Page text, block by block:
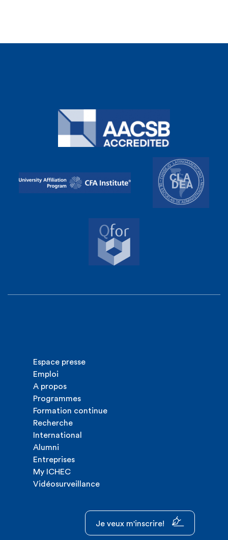
Espace presse
Emploi
A propos
Programmes
Formation continue
Recherche
International
Alumni
Entreprises
My ICHEC
Vidéosurveillance
Je veux m'inscrire!